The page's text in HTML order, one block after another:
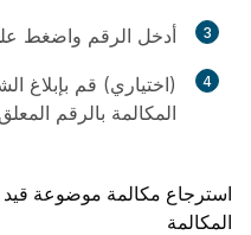
3 أدخل الرقم واضغط
4
(اختياري) قم بإبلاغ
المكالمة بالرقم
استرجاع مكالمة موضوعة قيد
المكالمة